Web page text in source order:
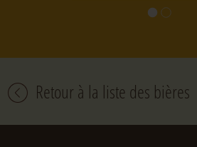
Retour à la liste des bières